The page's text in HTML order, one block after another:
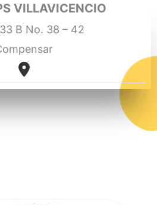
VILLAVICENCIO
B No. 38 – 42